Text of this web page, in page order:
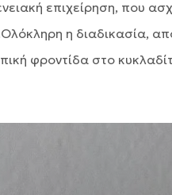
επιχείρηση, που
η διαδικασία,
φροντίδα στο